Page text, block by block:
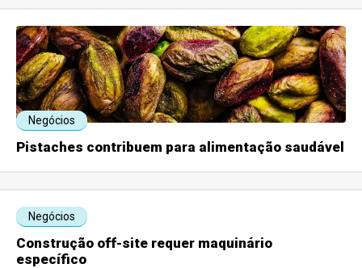
Negócios
Pistaches contribuem para alimentação saudável
Negócios
Construção off-site requer maquinário
específico